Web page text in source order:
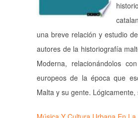
una breve relación y estudio
autores de la historiografía
Moderna, relacionándolos
europeos de la época que
Malta y su gente.